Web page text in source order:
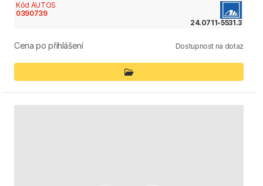
Kód AUTOS
0390739
24.0711-5531.3
Cena po přihlášení Dostupnost na dotaz